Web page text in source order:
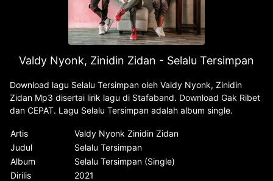
Valdy Nyonk, Zinidin Zidan - Selalu Tersimpan
Download lagu Selalu Tersimpan oleh Valdy Nyonk, Zinidin
Zidan Mp3 disertai lirik lagu di Stafaband. Download Gak Ribet
dan CEPAT. Lagu Selalu Tersimpan adalah album single.
Artis
Valdy Nyonk Zinidin Zidan
Judul
Selalu Tersimpan
Album
Selalu Tersimpan (Single)
Dirilis
2021